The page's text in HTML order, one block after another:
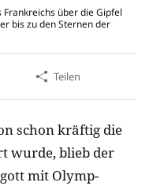
Frankreichs über die Gipfel
bis zu den Sternen der
Teilen
schon kräftig die
wurde, blieb der
mit Olymp-